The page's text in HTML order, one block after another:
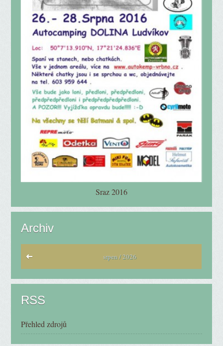
Sraz 2016
Archiv
srpen / 2026
RSS
Přehled zdrojů